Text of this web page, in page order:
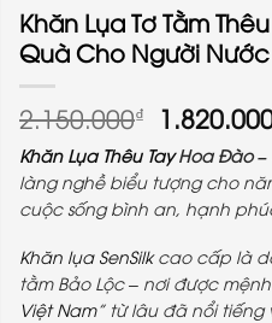
Khăn Lụa Tơ Tằm
Quà Cho Người
2.150.000₫ Giá
gốc
là:
Khăn Lụa Thêu TayHoa Đào –
làng nghề biểu tượng cho
cuộc sống bình an, hạnh
Khăn lụa SenSilkcao cấp là
tằm Bảo Lộc – nơi được
Việt Nam” từ lâu đã nổi tiếng